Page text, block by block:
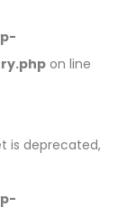
on line
is deprecated,